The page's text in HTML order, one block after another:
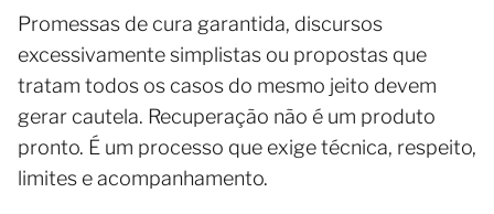
Promessas de cura garantida, discursos
excessivamente simplistas ou propostas que
tratam todos os casos do mesmo jeito devem
gerar cautela. Recuperação não é um produto
pronto. É um processo que exige técnica, respeito,
limites e acompanhamento.